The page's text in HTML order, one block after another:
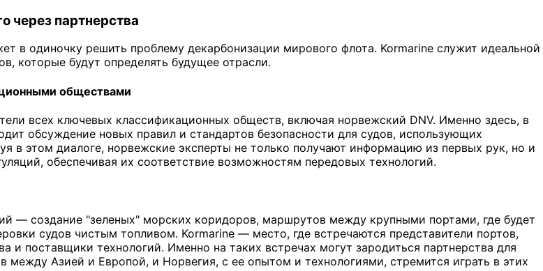
через партнерства
в одиночку решить проблему декарбонизации мирового флота. Kormarine служит идеальной
которые будут определять будущее отрасли.
обществами
всех ключевых классификационных обществ, включая норвежский DNV. Именно здесь, в
обсуждение новых правил и стандартов безопасности для судов, использующих
в этом диалоге, норвежские эксперты не только получают информацию из первых рук, но и
обеспечивая их соответствие возможностям передовых технологий.
— создание "зеленых" морских коридоров, маршрутов между крупными портами, где будет
судов чистым топливом. Kormarine — место, где встречаются представители портов,
и поставщики технологий. Именно на таких встречах могут зародиться партнерства для
между Азией и Европой, и Норвегия, с ее опытом и технологиями, стремится играть в этих